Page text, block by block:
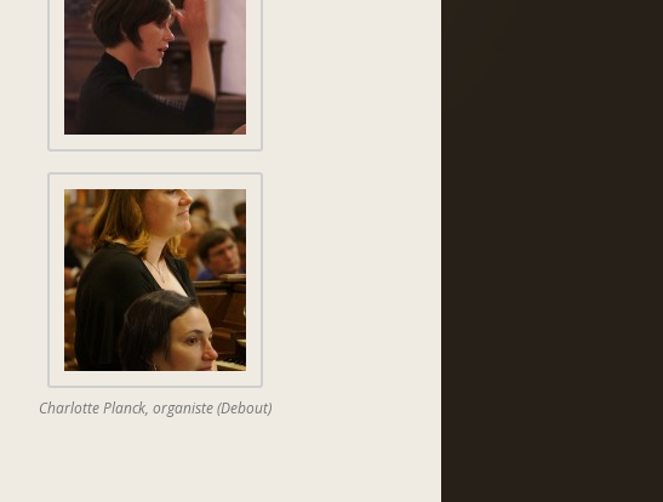
Charlotte Planck, organiste (Debout)